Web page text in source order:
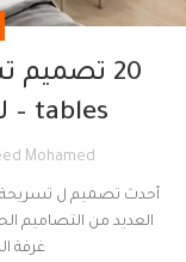
tables – لزوايا غرف النوم
Mohamed
غرفة